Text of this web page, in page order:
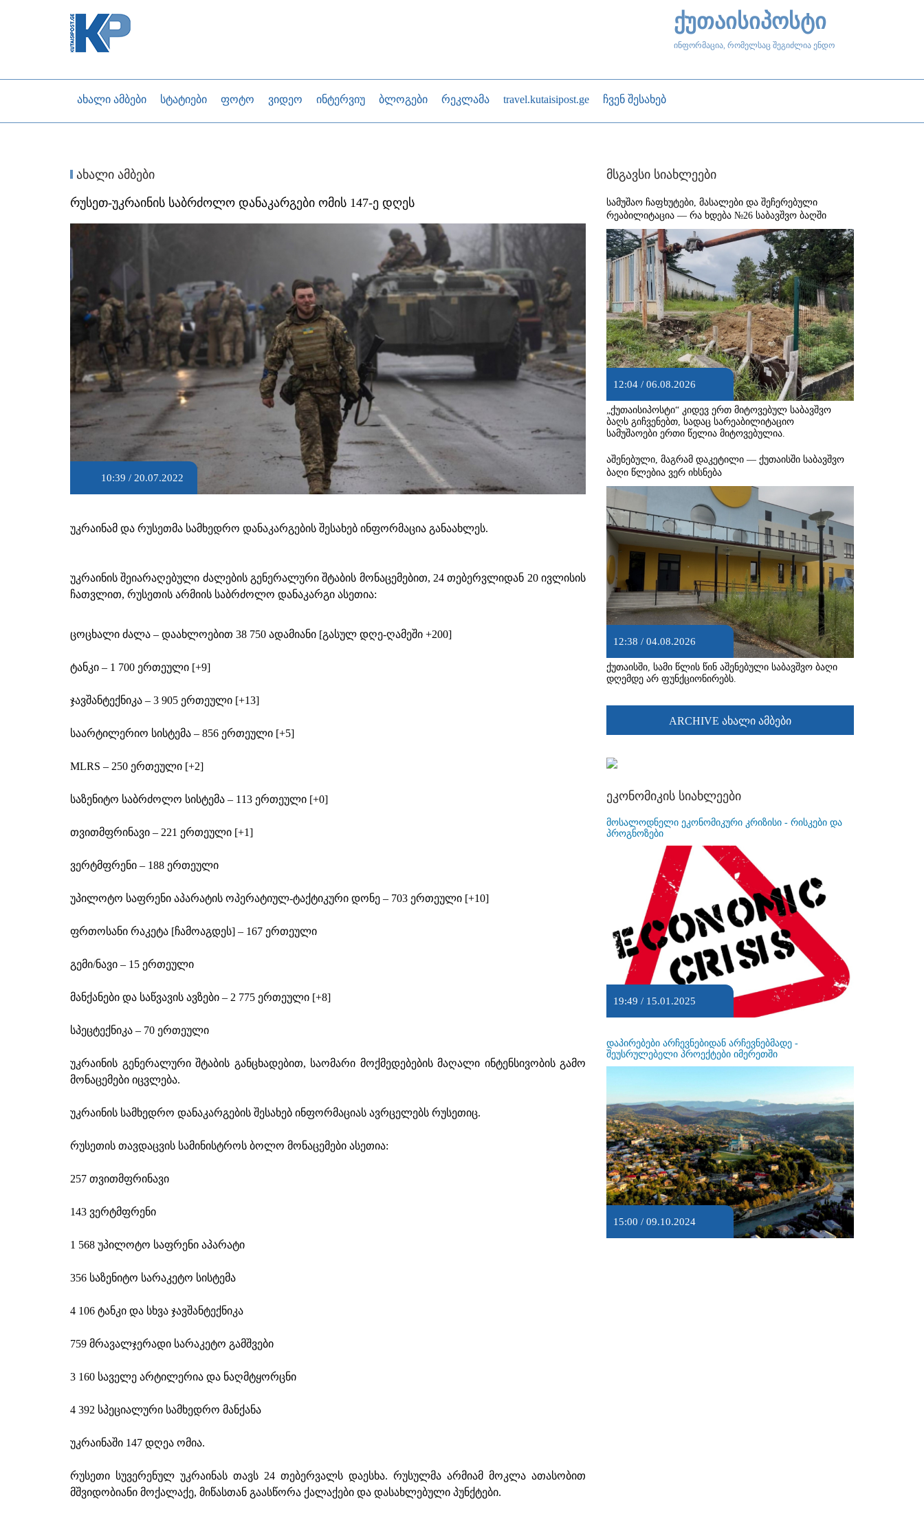
ქუთაისიპოსტი
ინფორმაცია, რომელსაც შეგიძლია ენდო
ახალი ამბები სტატიები ფოტო ვიდეო ინტერვიუ ბლოგები რეკლამა travel.kutaisipost.ge ჩვენ შესახებ
ახალი ამბები
რუსეთ-უკრაინის საბრძოლო დანაკარგები ომის 147-ე დღეს
10:39 / 20.07.2022
უკრაინამ და რუსეთმა სამხედრო დანაკარგების შესახებ ინფორმაცია განაახლეს.
უკრაინის შეიარაღებული ძალების გენერალური შტაბის მონაცემებით, 24 თებერვლიდან 20 ივლისის
ჩათვლით, რუსეთის არმიის საბრძოლო დანაკარგი ასეთია:
ცოცხალი ძალა – დაახლოებით 38 750 ადამიანი [გასულ დღე-ღამეში +200]
ტანკი – 1 700 ერთეული [+9]
ჯავშანტექნიკა – 3 905 ერთეული [+13]
საარტილერიო სისტემა – 856 ერთეული [+5]
MLRS – 250 ერთეული [+2]
საზენიტო საბრძოლო სისტემა – 113 ერთეული [+0]
თვითმფრინავი – 221 ერთეული [+1]
ვერტმფრენი – 188 ერთეული
უპილოტო საფრენი აპარატის ოპერატიულ-ტაქტიკური დონე – 703 ერთეული [+10]
ფრთოსანი რაკეტა [ჩამოაგდეს] – 167 ერთეული
გემი/ნავი – 15 ერთეული
მანქანები და საწვავის ავზები – 2 775 ერთეული [+8]
სპეცტექნიკა – 70 ერთეული
უკრაინის გენერალური შტაბის განცხადებით, საომარი მოქმედებების მაღალი ინტენსივობის გამო
მონაცემები იცვლება.
უკრაინის სამხედრო დანაკარგების შესახებ ინფორმაციას ავრცელებს რუსეთიც.
რუსეთის თავდაცვის სამინისტროს ბოლო მონაცემები ასეთია:
257 თვითმფრინავი
143 ვერტმფრენი
1 568 უპილოტო საფრენი აპარატი
356 საზენიტო სარაკეტო სისტემა
4 106 ტანკი და სხვა ჯავშანტექნიკა
759 მრავალჯერადი სარაკეტო გამშვები
3 160 საველე არტილერია და ნაღმტყორცნი
4 392 სპეციალური სამხედრო მანქანა
უკრაინაში 147 დღეა ომია.
რუსეთი სუვერენულ უკრაინას თავს 24 თებერვალს დაესხა. რუსულმა არმიამ მოკლა ათასობით
მშვიდობიანი მოქალაქე, მიწასთან გაასწორა ქალაქები და დასახლებული პუნქტები.
მსგავსი სიახლეები
სამუშაო ჩაფხუტები, მასალები და შეჩერებული
რეაბილიტაცია — რა ხდება №26 საბავშვო ბაღში
12:04 / 06.08.2026
„ქუთაისიპოსტი“ კიდევ ერთ მიტოვებულ საბავშვო
ბაღს გიჩვენებთ, სადაც სარეაბილიტაციო
სამუშაოები ერთი წელია მიტოვებულია.
აშენებული, მაგრამ დაკეტილი — ქუთაისში საბავშვო
ბაღი წლებია ვერ იხსნება
12:38 / 04.08.2026
ქუთაისში, სამი წლის წინ აშენებული საბავშვო ბაღი
დღემდე არ ფუნქციონირებს.
ARCHIVE ახალი ამბები
ეკონომიკის სიახლეები
მოსალოდნელი ეკონომიკური კრიზისი - რისკები და
პროგნოზები
19:49 / 15.01.2025
დაპირებები არჩევნებიდან არჩევნებმადე -
შეუსრულებელი პროექტები იმერეთში
15:00 / 09.10.2024